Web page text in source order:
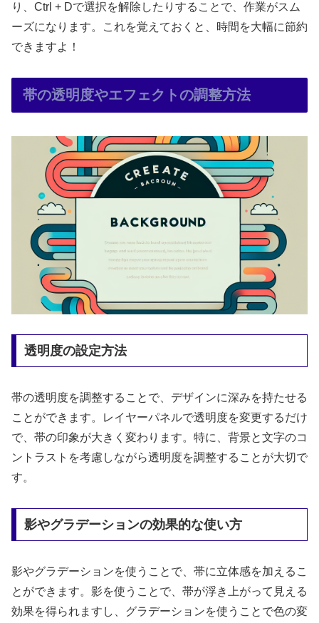
り、Ctrl + Dで選択を解除したりすることで、作業がスム
ーズになります。これを覚えておくと、時間を大幅に節約
できますよ！
帯の透明度やエフェクトの調整方法
透明度の設定方法
帯の透明度を調整することで、デザインに深みを持たせる
ことができます。レイヤーパネルで透明度を変更するだけ
で、帯の印象が大きく変わります。特に、背景と文字のコ
ントラストを考慮しながら透明度を調整することが大切で
す。
影やグラデーションの効果的な使い方
影やグラデーションを使うことで、帯に立体感を加えるこ
とができます。影を使うことで、帯が浮き上がって見える
効果を得られますし、グラデーションを使うことで色の変